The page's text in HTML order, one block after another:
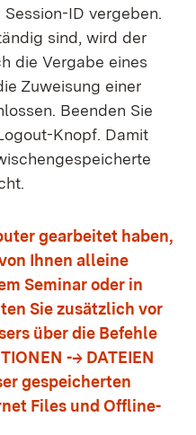
ID vergeben.
sind, wird der
die Vergabe eines
Zuweisung einer
Beenden Sie
Knopf. Damit
gearbeitet haben,
Ihnen alleine
Seminar oder in
Sie zusätzlich vor
über die Befehle
--> DATEIEN
gespeicherten
Files und Offline-